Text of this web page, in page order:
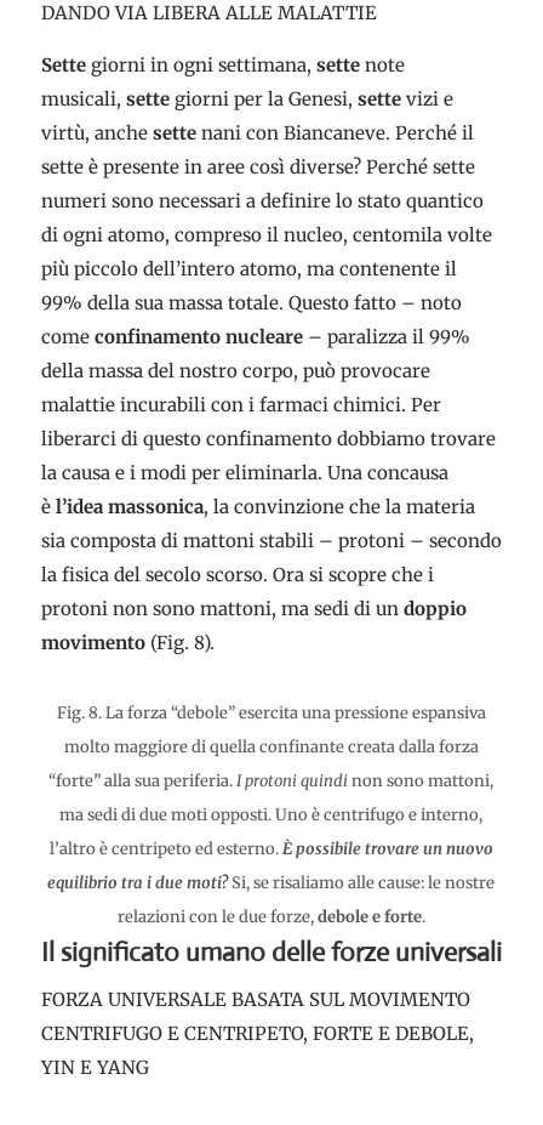
DANDO VIA LIBERA ALLE MALATTIE
Settegiorni in ogni settimana, sette note
musicali, sette giorni per la Genesi, sette vizi e
virtù, anche sette nani con Biancaneve. Perché il
sette è presente in aree così diverse? Perché sette
numeri sono necessari a definire lo stato quantico
di ogni atomo, compreso il nucleo, centomila volte
più piccolo dell’intero atomo, ma contenente il
99% della sua massa totale. Questo fatto – noto
come confinamento nucleare – paralizza il 99%
della massa del nostro corpo, può provocare
malattie incurabili con i farmaci chimici. Per
liberarci di questo confinamento dobbiamo trovare
la causa e i modi per eliminarla. Una concausa
è l’idea massonica, la convinzione che la materia
sia composta di mattoni stabili – protoni – secondo
la fisica del secolo scorso. Ora si scopre che i
protoni non sono mattoni, ma sedi di un doppio
movimento (Fig. 8).
Fig. 8. La forza “debole” esercita una pressione espansiva
molto maggiore di quella confinante creata dalla forza
“forte” alla sua periferia.I protoni quindinon sono mattoni,
ma sedi di due moti opposti. Uno è centrifugo e interno,
l’altro è centripeto ed esterno.È possibile trovare un nuovo
equilibrio tra i due moti?Si, se risaliamo alle cause: le nostre
relazioni con le due forze,debole e forte.
Il significato umano delle forze universali
FORZA UNIVERSALE BASATA SUL MOVIMENTO
CENTRIFUGO E CENTRIPETO, FORTE E DEBOLE,
YIN E YANG